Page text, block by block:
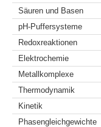
Säuren und Basen
pH-Puffersysteme
Redoxreaktionen
Elektrochemie
Metallkomplexe
Thermodynamik
Kinetik
Phasengleichgewichte